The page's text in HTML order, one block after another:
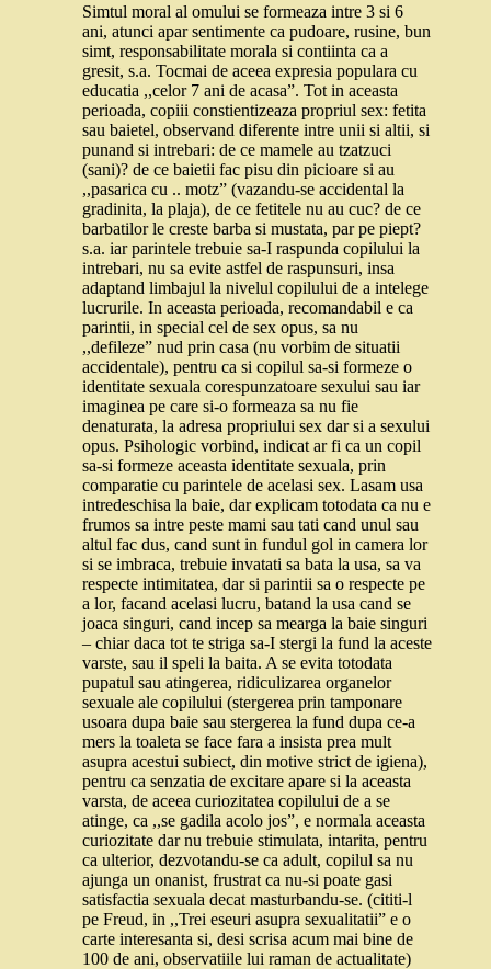
Simtul moral al omului se formeaza intre 3 si 6
ani, atunci apar sentimente ca pudoare, rusine, bun
simt, responsabilitate morala si contiinta ca a
gresit, s.a. Tocmai de aceea expresia populara cu
educatia ,,celor 7 ani de acasa”. Tot in aceasta
perioada, copiii constientizeaza propriul sex: fetita
sau baietel, observand diferente intre unii si altii, si
punand si intrebari: de ce mamele au tzatzuci
(sani)? de ce baietii fac pisu din picioare si au
,,pasarica cu .. motz” (vazandu-se accidental la
gradinita, la plaja), de ce fetitele nu au cuc? de ce
barbatilor le creste barba si mustata, par pe piept?
s.a. iar parintele trebuie sa-I raspunda copilului la
intrebari, nu sa evite astfel de raspunsuri, insa
adaptand limbajul la nivelul copilului de a intelege
lucrurile. In aceasta perioada, recomandabil e ca
parintii, in special cel de sex opus, sa nu
,,defileze” nud prin casa (nu vorbim de situatii
accidentale), pentru ca si copilul sa-si formeze o
identitate sexuala corespunzatoare sexului sau iar
imaginea pe care si-o formeaza sa nu fie
denaturata, la adresa propriului sex dar si a sexului
opus. Psihologic vorbind, indicat ar fi ca un copil
sa-si formeze aceasta identitate sexuala, prin
comparatie cu parintele de acelasi sex. Lasam usa
intredeschisa la baie, dar explicam totodata ca nu e
frumos sa intre peste mami sau tati cand unul sau
altul fac dus, cand sunt in fundul gol in camera lor
si se imbraca, trebuie invatati sa bata la usa, sa va
respecte intimitatea, dar si parintii sa o respecte pe
a lor, facand acelasi lucru, batand la usa cand se
joaca singuri, cand incep sa mearga la baie singuri
– chiar daca tot te striga sa-I stergi la fund la aceste
varste, sau il speli la baita. A se evita totodata
pupatul sau atingerea, ridiculizarea organelor
sexuale ale copilului (stergerea prin tamponare
usoara dupa baie sau stergerea la fund dupa ce-a
mers la toaleta se face fara a insista prea mult
asupra acestui subiect, din motive strict de igiena),
pentru ca senzatia de excitare apare si la aceasta
varsta, de aceea curiozitatea copilului de a se
atinge, ca ,,se gadila acolo jos”, e normala aceasta
curiozitate dar nu trebuie stimulata, intarita, pentru
ca ulterior, dezvotandu-se ca adult, copilul sa nu
ajunga un onanist, frustrat ca nu-si poate gasi
satisfactia sexuala decat masturbandu-se. (cititi-l
pe Freud, in ,,Trei eseuri asupra sexualitatii” e o
carte interesanta si, desi scrisa acum mai bine de
100 de ani, observatiile lui raman de actualitate)